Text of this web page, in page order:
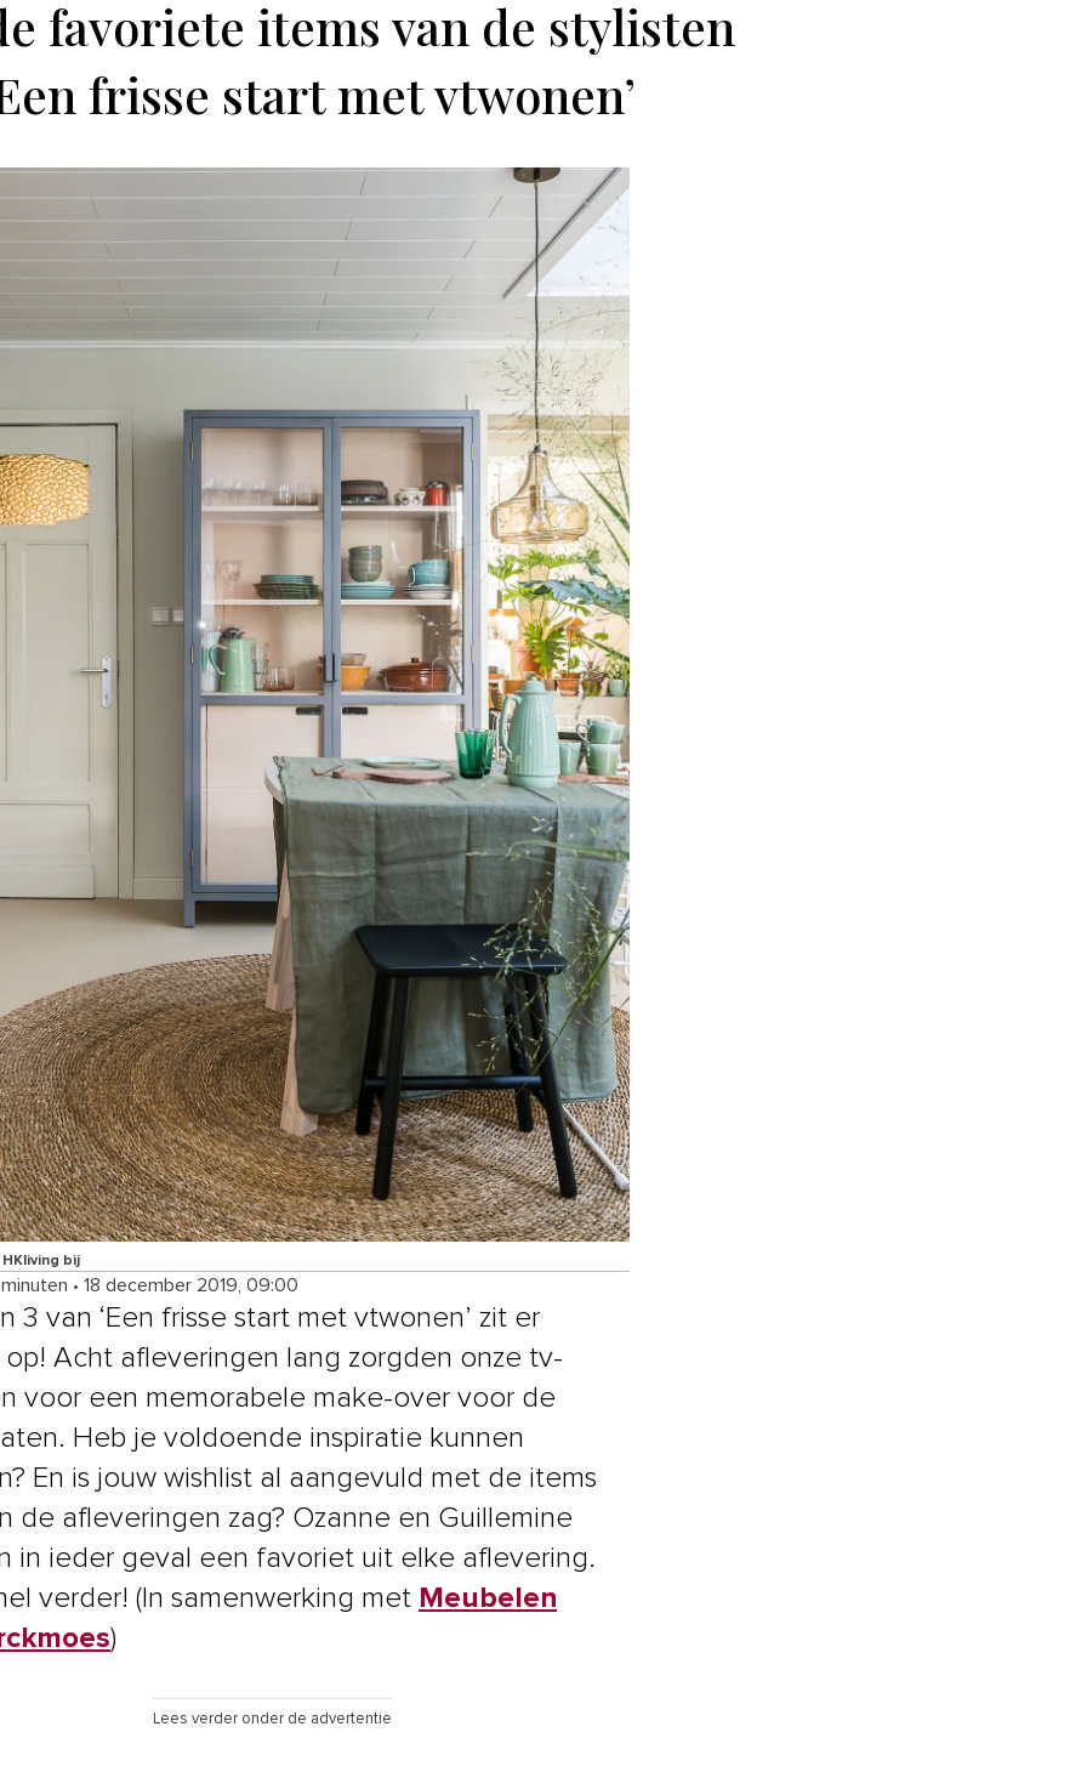
favoriete items van de stylisten
frisse start met vtwonen’
bij
• 18 december 2019, 09:00
3 van ‘Een frisse start met vtwonen’ zit er
op! Acht afleveringen lang zorgden onze tv-
voor een memorabele make-over voor de
Heb je voldoende inspiratie kunnen
En is jouw wishlist al aangevuld met de items
de afleveringen zag? Ozanne en Guillemine
in ieder geval een favoriet uit elke aflevering.
verder! (In samenwerking met Meubelen
)
Lees verder onder de advertentie